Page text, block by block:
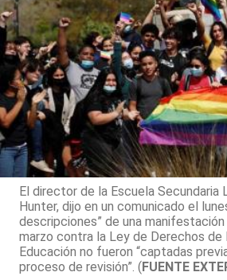
El director de la Escuela Secundaria
Hunter, dijo en un comunicado el
descripciones” de una
marzo contra la Ley de Derechos de
Educación no fueron “captadas
proceso de revisión”. (FUENTE